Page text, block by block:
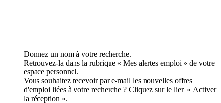
Donnez un nom à votre recherche.
Retrouvez-la dans la rubrique « Mes alertes emploi » de votre
espace personnel.
Vous souhaitez recevoir par e-mail les nouvelles offres
d'emploi liées à votre recherche ? Cliquez sur le lien « Activer
la réception ».